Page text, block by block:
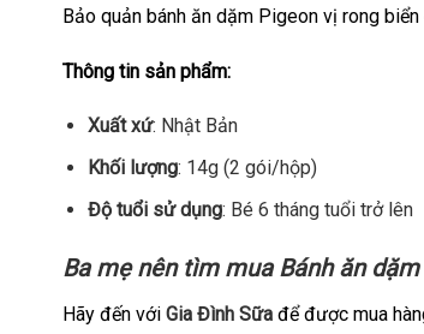
Bảo quản bánh ăn dặm Pigeon vị rong
Thông tin sản phẩm:
Xuất xứ: Nhật Bản
Khối lượng: 14g (2 gói/hộp)
Độ tuổi sử dụng: Bé 6 tháng tuổi trở lên
Ba mẹ nên tìm muaBánh ăn
Hãy đến với Gia Đình Sữa để được mua